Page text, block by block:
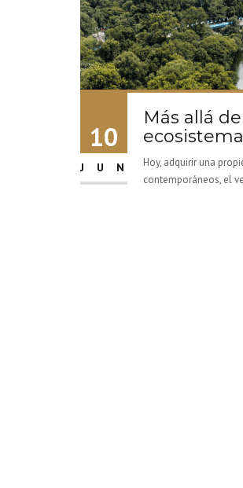
10
JUN
Más allá
Hoy, adquirir una
contemporáneos, el